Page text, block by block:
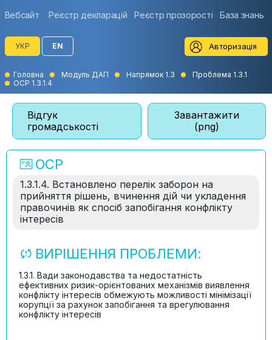
Вебсайт Реєстр декларацій Реєстр прозорості База знань
УКР EN Авторизація
Головна Модуль ДАП Напрямок 1.3
Проблема 1.3.1
ОСР 1.3.1.4
Відгук
громадськості
Завантажити
(png)
ОСР
1.3.1.4. Встановлено перелік заборон на
прийняття рішень, вчинення дій чи укладення
правочинів як спосіб запобігання конфлікту
інтересів
ВИРІШЕННЯ ПРОБЛЕМИ:
1.3.1. Вади законодавства та недостатність
ефективних ризик-орієнтованих механізмів виявлення
конфлікту інтересів обмежують можливості мінімізації
корупції за рахунок запобігання та врегулювання
конфлікту інтересів